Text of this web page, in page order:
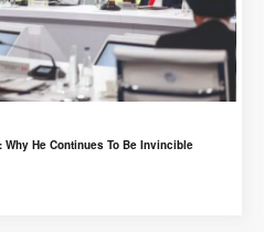
He Continues To Be Invincible